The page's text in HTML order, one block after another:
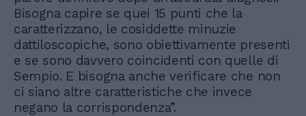
Bisogna capire se quei 15 punti che la
caratterizzano, le cosiddette minuzie
dattiloscopiche, sono obiettivamente presenti
e se sono davvero coincidenti con quelle di
Sempio. E bisogna anche verificare che non
ci siano altre caratteristiche che invece
negano la corrispondenza”.